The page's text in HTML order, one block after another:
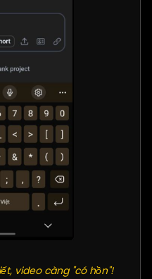
video càng "có hồn"!